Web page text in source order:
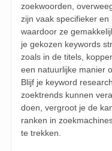
zoekwoorden,
zijn vaak specifieker en
waardoor ze
je gekozen keywords
zoals in de titels,
een natuurlijke manier
Blijf je keyword
zoektrends kunnen
doen, vergroot je de
ranken in
te trekken.